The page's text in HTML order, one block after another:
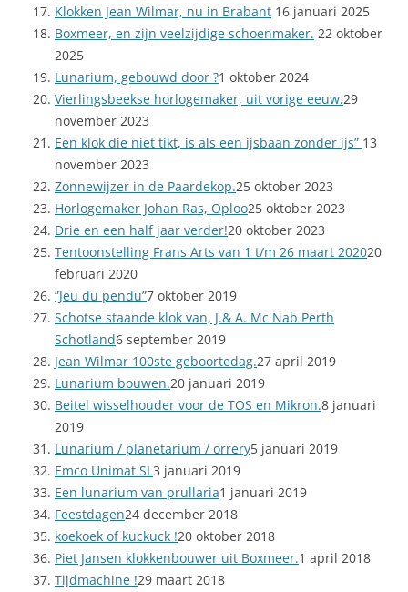
Klokken Jean Wilmar, nu in Brabant 16 januari 2025
Boxmeer, en zijn veelzijdige schoenmaker. 22 oktober
2025
Lunarium, gebouwd door ?1 oktober 2024
Vierlingsbeekse horlogemaker, uit vorige eeuw.29
november 2023
Een klok die niet tikt, is als een ijsbaan zonder ijs” 13
november 2023
Zonnewijzer in de Paardekop.25 oktober 2023
Horlogemaker Johan Ras, Oploo25 oktober 2023
Drie en een half jaar verder!20 oktober 2023
Tentoonstelling Frans Arts van 1 t/m 26 maart 202020
februari 2020
”Jeu du pendu”7 oktober 2019
Schotse staande klok van, J.& A. Mc Nab Perth
Schotland6 september 2019
Jean Wilmar 100ste geboortedag.27 april 2019
Lunarium bouwen.20 januari 2019
Beitel wisselhouder voor de TOS en Mikron.8 januari
2019
Lunarium / planetarium / orrery5 januari 2019
Emco Unimat SL3 januari 2019
Een lunarium van prullaria1 januari 2019
Feestdagen24 december 2018
koekoek of kuckuck !20 oktober 2018
Piet Jansen klokkenbouwer uit Boxmeer.1 april 2018
Tijdmachine !29 maart 2018